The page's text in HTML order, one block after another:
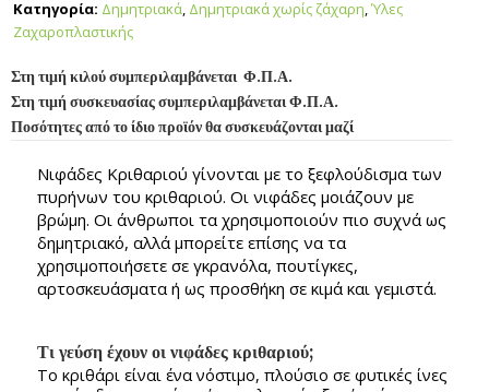
Κατηγορία: Δημητριακά, Δημητριακά χωρίς ζάχαρη,Ύλες
Ζαχαροπλαστικής
Στη τιμή κιλού συμπεριλαμβάνεται Φ.Π.Α.
Στη τιμή συσκευασίας συμπεριλαμβάνεται Φ.Π.Α.
Ποσότητες από το ίδιο προϊόν θα συσκευάζονται μαζί
Νιφάδες Κριθαριού γίνονται με το ξεφλούδισμα των
πυρήνων του κριθαριού. Οι νιφάδες μοιάζουν με
βρώμη. Οι άνθρωποι τα χρησιμοποιούν πιο συχνά ως
δημητριακό, αλλά μπορείτε επίσης να τα
χρησιμοποιήσετε σε γκρανόλα, πουτίγκες,
αρτοσκευάσματα ή ως προσθήκη σε κιμά και γεμιστά.
Τι γεύση έχουν οι νιφάδες κριθαριού;
Το κριθάρι είναι ένα νόστιμο, πλούσιο σε φυτικές ίνες